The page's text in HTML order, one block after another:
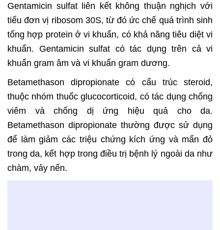
Gentamicin sulfat liên kết không thuận nghịch với
tiểu đơn vị ribosom 30S, từ đó ức chế quá trình sinh
tổng hợp protein ở vi khuẩn, có khả năng tiêu diệt vi
khuẩn. Gentamicin sulfat có tác dụng trên cả vi
khuẩn gram âm và vi khuẩn gram dương.
Betamethason dipropionate có cấu trúc steroid,
thuộc nhóm thuốc glucocorticoid, có tác dụng chống
viêm và chống dị ứng hiệu quả cho da.
Betamethason dipropionate thường được sử dụng
để làm giảm các triệu chứng kích ứng và mẩn đỏ
trong da, kết hợp trong điều trị bệnh lý ngoài da như
chàm, vảy nến.